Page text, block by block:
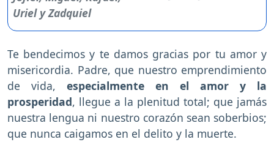
Te bendecimos y te damos gracias por tu amor y
misericordia. Padre, que nuestro emprendimiento
de vida, especialmente en el amor y la
prosperidad, llegue a la plenitud total; que jamás
nuestra lengua ni nuestro corazón sean soberbios;
que nunca caigamos en el delito y la muerte.